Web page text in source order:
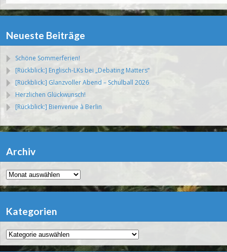
Neueste Beiträge
Schöne Sommerferien!
[Rückblick:] Englisch-LKs bei „Debating Matters“
[Rückblick:] Glanzvoller Abend – Schulball 2026
Herzlichen Glückwunsch!
[Rückblick:] Bienvenue à Berlin
Archiv
Archiv
Kategorien
Kategorien